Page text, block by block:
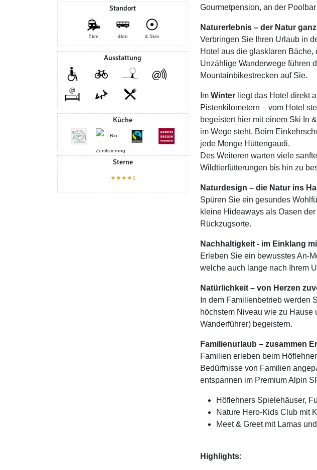
Standort
5km 4km 4.5km
Ausstattung
Küche
Sterne
★★★★s
Gourmetpension, an der
Naturerlebnis – der Natur
Verbringen Sie Ihren Urlaub in
Hotel aus die glasklaren
Unzählige Wanderwege führen
Mountainbikestrecken auf Sie.
Im Winter liegt das Hotel direkt
Pistenkilometern – vom Hotel
begeistert hier mit einem Ski In
im Wege steht. Beim
jede Menge Hüttengaudi.
Des Weiteren warten viele
Wildtierfütterungen bis hin zu
Naturdesign – die Natur ins
Spüren Sie ein gesundes
kleine Hideaways als Oasen
Rückzugsorte.
Nachhaltigkeit - im Einklang
Erleben Sie ein bewusstes An-
welche auch lange nach Ihrem
Natürlichkeit – von Herzen
In dem Familienbetrieb werden
höchstem Niveau wie zu
Wanderführer) begeistern.
Familienurlaub – zusammen
Familien erleben beim
Bedürfnisse von Familien
entspannen im Premium Alpin
Höflehners Spielehäuser,
Nature Hero-Kids Club mit
Meet & Greet mit Lamas
Highlights: